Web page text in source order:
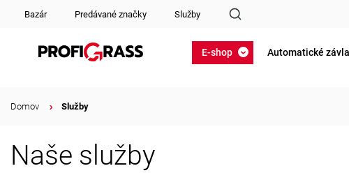
Bazár Predávané značky Služby
E-shop Automatické
Domov Služby
Naše služby